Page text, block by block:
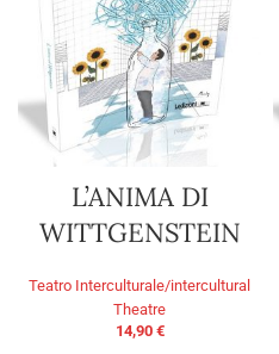
L’ANIMA DI
WITTGENSTEIN
Teatro Interculturale/intercultural
Theatre
14,90 €